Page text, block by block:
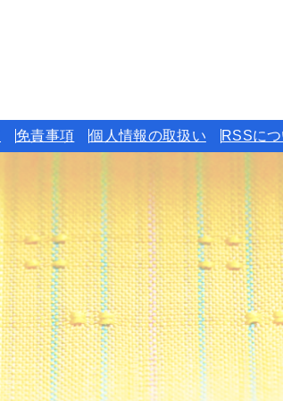
免責事項 個人情報の取扱い RSSに